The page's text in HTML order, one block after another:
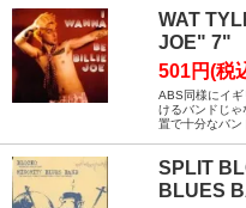
WAT
JOE" 7"
501円(税
ABS同様にイ
けるバンドじゃ
置で十分なバン
SPLIT
BLUES